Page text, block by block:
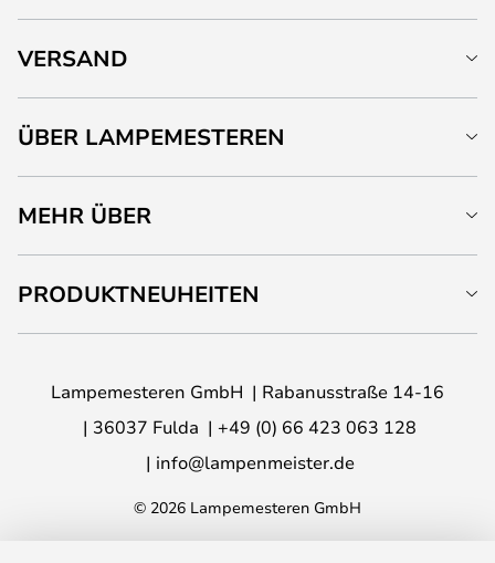
VERSAND
ÜBER LAMPEMESTEREN
MEHR ÜBER
PRODUKTNEUHEITEN
Lampemesteren GmbH
Rabanusstraße 14-16
36037 Fulda
+49 (0) 66 423 063 128
info@lampenmeister.de
© 2026 Lampemesteren GmbH